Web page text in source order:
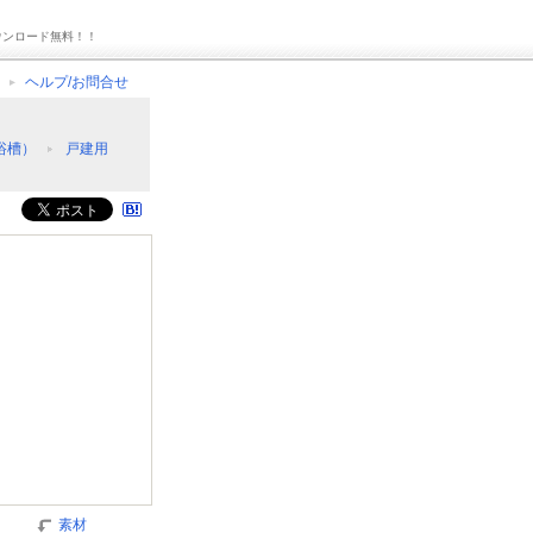
ロード無料！！
ヘルプ/お問合せ
）
戸建用
素材